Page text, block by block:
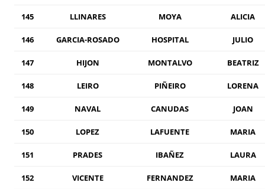
145 LLINARES MOYA ALICIA
146 GARCIA-ROSADO HOSPITAL JULIO
147 HIJON MONTALVO BEATRIZ
148 LEIRO PIÑEIRO LORENA
149 NAVAL CANUDAS JOAN
150 LOPEZ LAFUENTE MARIA
151 PRADES IBAÑEZ LAURA
152 VICENTE FERNANDEZ MARIA